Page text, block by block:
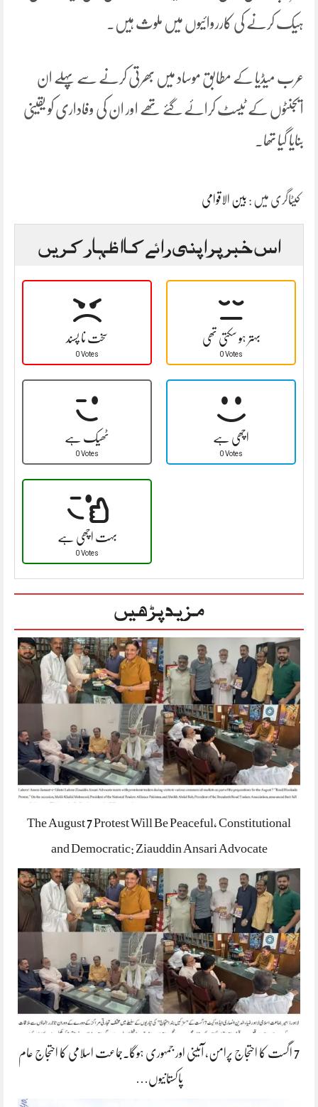
ہیک کرنے کی کارروائیوں میں ملوث ہیں۔
عرب میڈیا کے مطابق موساد میں بھرتی کرنے سے پہلے ان
ایجنٹوں کے ٹیسٹ کرائے گئے تھے اور ان کی وفاداری کو یقینی
بنایا گیا تھا۔
کیٹاگری میں : بین الاقوامی
اس خبر پر اپنی رائے کا اظہار کریں
سخت نا پسند
0 Votes
بہتر ہو سکتی تھی
0 Votes
ٹھیک ہے
0 Votes
اچھی ہے
0 Votes
بہت اچھی ہے
0 Votes
مزید پڑھیں
The August 7 Protest Will Be Peaceful, Constitutional
and Democratic: Ziauddin Ansari Advocate
7 اگست کا احتجاج پرامن، آئینی اور جمہوری ہوگا۔جماعت اسلامی کا احتجاج عام
پاکستانیوں…